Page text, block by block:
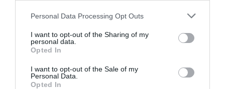
Please note that this website/app uses one or more Google
not limited to your visit or usage behaviour. You may click to
grant or deny consent to Google and its third-party tags to
use your data for below specified purposes in below Google
consent section.
Personal Data Processing Opt Outs
I want to opt-out of the Sharing of my
personal data.
Opted In
I want to opt-out of the Sale of my
Personal Data.
Opted In
Annamaria Chiapettimilánói Cesarina például már
főzés mellett vendégeinek bemutatja az olasz
piacok kavalkádját is, felhívva a figyelmet a
„Általában javaslatokkal szoktam segíteni a